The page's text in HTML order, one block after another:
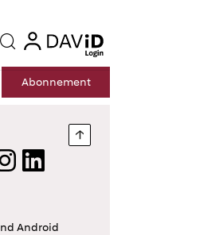
login
Abonnement
Nach oben springen
LinkedIn
Android